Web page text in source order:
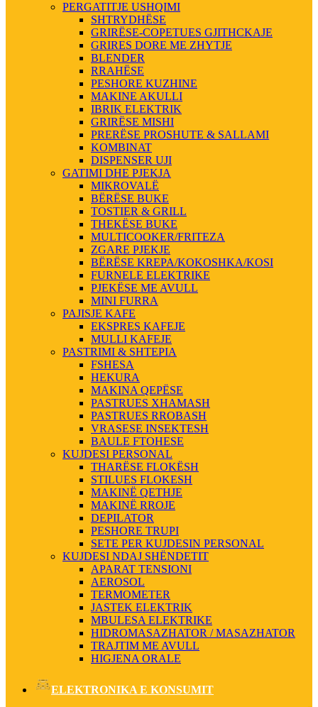
PERGATITJE USHQIMI
SHTRYDHËSE
GRIRËSE-COPETUES GJITHCKAJE
GRIRES DORE ME ZHYTJE
BLENDER
RRAHËSE
PESHORE KUZHINE
MAKINE AKULLI
IBRIK ELEKTRIK
GRIRËSE MISHI
PRERËSE PROSHUTE & SALLAMI
KOMBINAT
DISPENSER UJI
GATIMI DHE PJEKJA
MIKROVALË
BËRËSE BUKE
TOSTIER & GRILL
THEKËSE BUKE
MULTICOOKER/FRITEZA
ZGARE PJEKJE
BËRËSE KREPA/KOKOSHKA/KOSI
FURNELE ELEKTRIKE
PJEKËSE ME AVULL
MINI FURRA
PAJISJE KAFE
EKSPRES KAFEJE
MULLI KAFEJE
PASTRIMI & SHTEPIA
FSHESA
HEKURA
MAKINA QEPËSE
PASTRUES XHAMASH
PASTRUES RROBASH
VRASESE INSEKTESH
BAULE FTOHESE
KUJDESI PERSONAL
THARËSE FLOKËSH
STILUES FLOKESH
MAKINË QETHJE
MAKINË RROJE
DEPILATOR
PESHORE TRUPI
SETE PER KUJDESIN PERSONAL
KUJDESI NDAJ SHËNDETIT
APARAT TENSIONI
AEROSOL
TERMOMETER
JASTEK ELEKTRIK
MBULESA ELEKTRIKE
HIDROMASAZHATOR / MASAZHATOR
TRAJTIM ME AVULL
HIGJENA ORALE
ELEKTRONIKA E KONSUMIT